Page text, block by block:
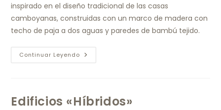
inspirado en el diseño tradicional de las casas
camboyanas, construidas con un marco de madera con
techo de paja a dos aguas y paredes de bambú tejido.
Continuar Leyendo
Edificios «Híbridos»